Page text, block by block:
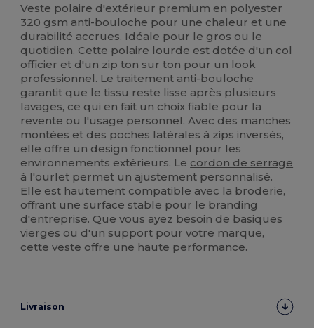
Veste polaire d'extérieur premium en polyester
320 gsm anti-bouloche pour une chaleur et une
durabilité accrues. Idéale pour le gros ou le
quotidien. Cette polaire lourde est dotée d'un col
officier et d'un zip ton sur ton pour un look
professionnel. Le traitement anti-bouloche
garantit que le tissu reste lisse après plusieurs
lavages, ce qui en fait un choix fiable pour la
revente ou l'usage personnel. Avec des manches
montées et des poches latérales à zips inversés,
elle offre un design fonctionnel pour les
environnements extérieurs. Le cordon de serrage
à l'ourlet permet un ajustement personnalisé.
Elle est hautement compatible avec la broderie,
offrant une surface stable pour le branding
d'entreprise. Que vous ayez besoin de basiques
vierges ou d'un support pour votre marque,
cette veste offre une haute performance.
Livraison